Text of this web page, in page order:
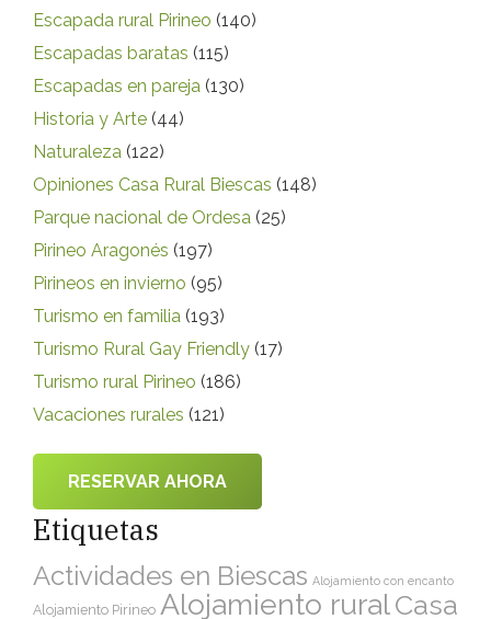
Escapada rural Pirineo (140)
Escapadas baratas (115)
Escapadas en pareja (130)
Historia y Arte (44)
Naturaleza (122)
Opiniones Casa Rural Biescas (148)
Parque nacional de Ordesa (25)
Pirineo Aragonés (197)
Pirineos en invierno (95)
Turismo en familia (193)
Turismo Rural Gay Friendly (17)
Turismo rural Pirineo (186)
Vacaciones rurales (121)
RESERVAR AHORA
Etiquetas
Actividades en Biescas Alojamiento con encanto
Alojamiento Pirineo Alojamiento ruralCasa